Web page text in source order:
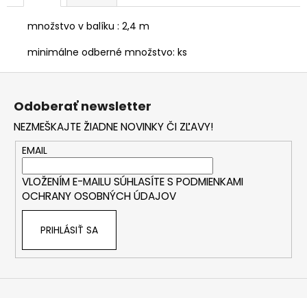
množstvo v balíku : 2,4 m
minimálne odberné množstvo: ks
Z
Odoberať newsletter
NEZMEŠKAJTE ŽIADNE NOVINKY ČI ZĽAVY!
EMAIL
VLOŽENÍM E-MAILU SÚHLASÍTE S PODMIENKAMI
OCHRANY OSOBNÝCH ÚDAJOV
PRIHLÁSIŤ SA